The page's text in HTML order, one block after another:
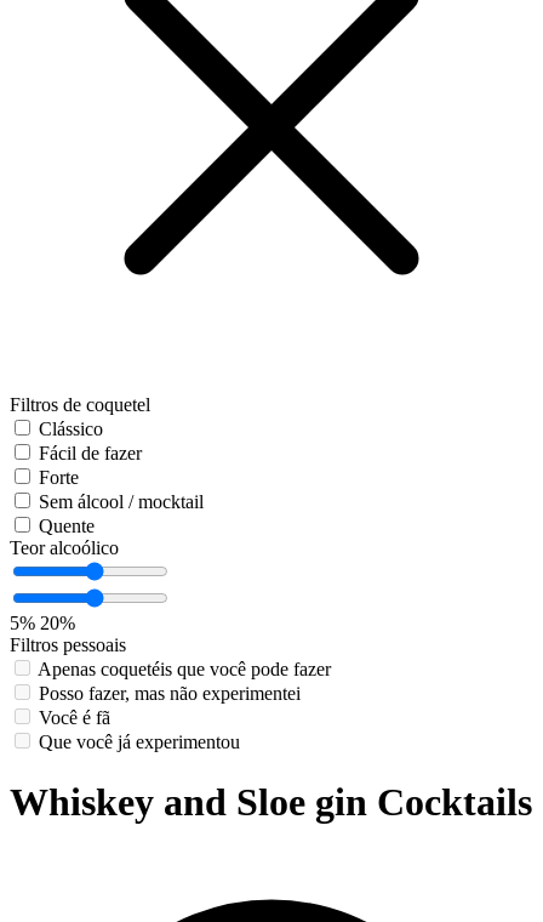
Filtros de coquetel
Clássico
Fácil de fazer
Forte
Sem álcool / mocktail
Quente
Teor alcoólico
5% 20%
Filtros pessoais
Apenas coquetéis que você pode fazer
Posso fazer, mas não experimentei
Você é fã
Que você já experimentou
Whiskey and Sloe gin Cocktails